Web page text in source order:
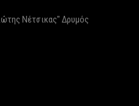
Νέτσικας" Δρυμός